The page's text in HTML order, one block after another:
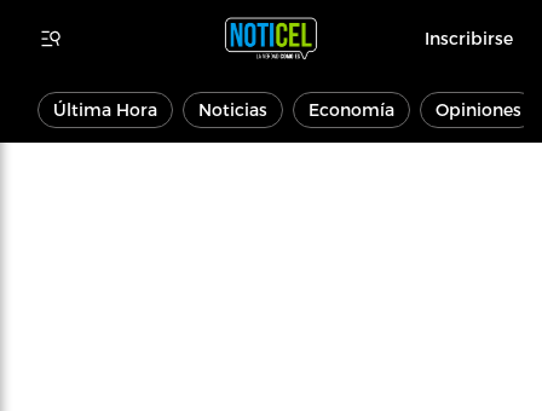
Inscribirse
Última Hora Noticias Economía Opiniones